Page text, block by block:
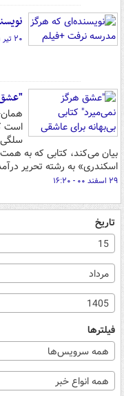
۲۰ تیر ۰۱ - ۰۹:۱۷
"عشق
است
بیان می‌کند، کتابی که به
اسکندری» به رشته تحریر
۲۹ اسفند ۰۰ - ۱۶:۲۰
تاریخ
15
مرداد
1405
فیلترها
همه سرویس‌ها
همه انواع خبر